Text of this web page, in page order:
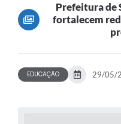
Prefeitura de
fortalecem
EDUCAÇÃO 29/05/